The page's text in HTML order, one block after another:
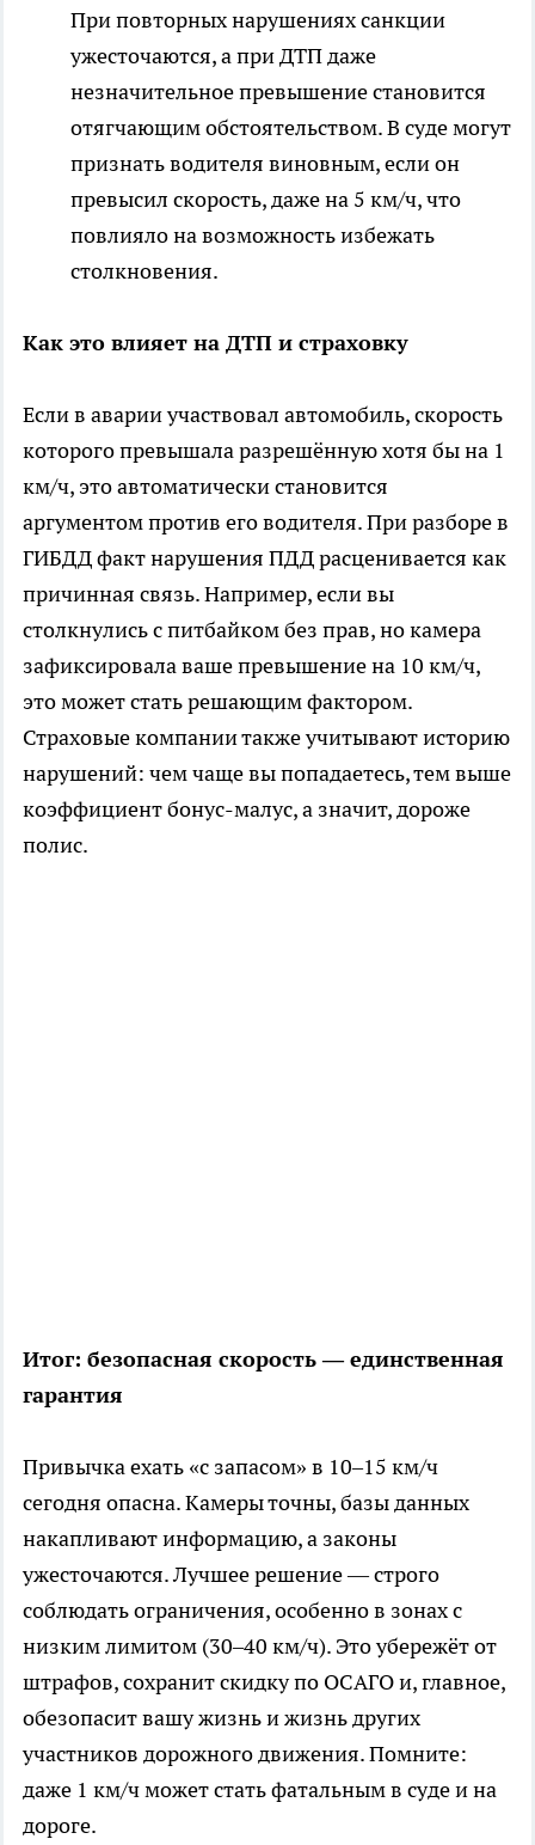
При повторных нарушениях санкции
ужесточаются, а при ДТП даже
незначительное превышение становится
отягчающим обстоятельством. В суде могут
признать водителя виновным, если он
превысил скорость, даже на 5 км/ч, что
повлияло на возможность избежать
столкновения.
Как это влияет на ДТП и страховку
Если в аварии участвовал автомобиль, скорость
которого превышала разрешённую хотя бы на 1
км/ч, это автоматически становится
аргументом против его водителя. При разборе в
ГИБДД факт нарушения ПДД расценивается как
причинная связь. Например, если вы
столкнулись с питбайком без прав, но камера
зафиксировала ваше превышение на 10 км/ч,
это может стать решающим фактором.
Страховые компании также учитывают историю
нарушений: чем чаще вы попадаетесь, тем выше
коэффициент бонус-малус, а значит, дороже
полис.
Итог: безопасная скорость — единственная
гарантия
Привычка ехать «с запасом» в 10–15 км/ч
сегодня опасна. Камеры точны, базы данных
накапливают информацию, а законы
ужесточаются. Лучшее решение — строго
соблюдать ограничения, особенно в зонах с
низким лимитом (30–40 км/ч). Это убережёт от
штрафов, сохранит скидку по ОСАГО и, главное,
обезопасит вашу жизнь и жизнь других
участников дорожного движения. Помните:
даже 1 км/ч может стать фатальным в суде и на
дороге.